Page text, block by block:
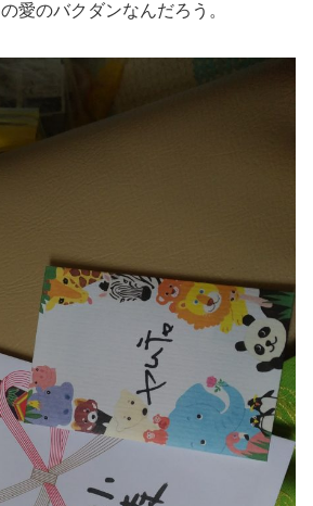
愛のバクダンなんだろう。